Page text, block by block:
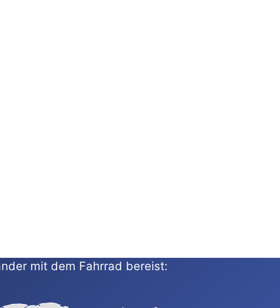
mit dem Fahrrad bereist: